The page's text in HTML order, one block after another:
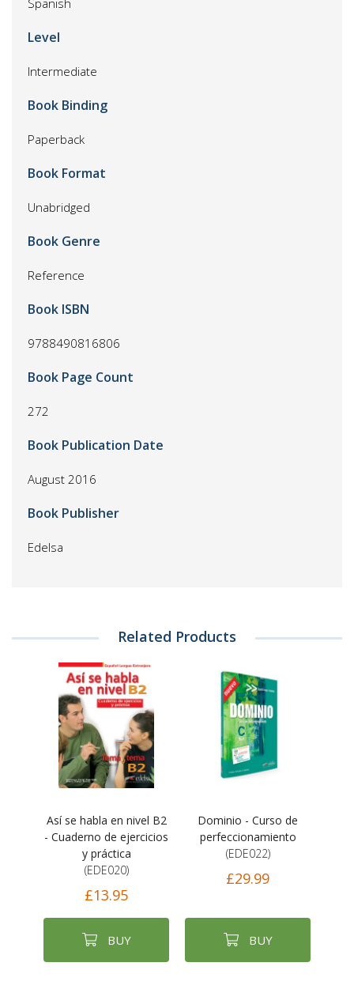
Spanish
Level
Intermediate
Book Binding
Paperback
Book Format
Unabridged
Book Genre
Reference
Book ISBN
9788490816806
Book Page Count
272
Book Publication Date
August 2016
Book Publisher
Edelsa
Related Products
Así se habla en nivel B2
- Cuaderno de ejercicios
y práctica
(EDE020)
£13.95
BUY
Dominio - Curso de
perfeccionamiento
(EDE022)
£29.99
BUY